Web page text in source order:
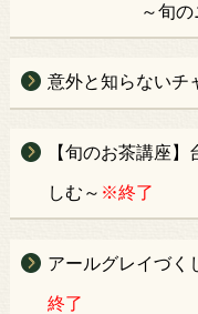
～旬のニル
意外と知らないチ
【旬のお茶講座
しむ～ ※終了
アールグレイづく
終了